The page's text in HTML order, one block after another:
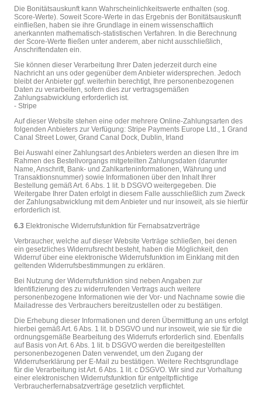
Die Bonitätsauskunft kann Wahrscheinlichkeitswerte enthalten (sog.
Score-Werte). Soweit Score-Werte in das Ergebnis der Bonitätsauskunft
einfließen, haben sie ihre Grundlage in einem wissenschaftlich
anerkannten mathematisch-statistischen Verfahren. In die Berechnung
der Score-Werte fließen unter anderem, aber nicht ausschließlich,
Anschriftendaten ein.
Sie können dieser Verarbeitung Ihrer Daten jederzeit durch eine
Nachricht an uns oder gegenüber dem Anbieter widersprechen. Jedoch
bleibt der Anbieter ggf. weiterhin berechtigt, Ihre personenbezogenen
Daten zu verarbeiten, sofern dies zur vertragsgemäßen
Zahlungsabwicklung erforderlich ist.
- Stripe
Auf dieser Website stehen eine oder mehrere Online-Zahlungsarten des
folgenden Anbieters zur Verfügung: Stripe Payments Europe Ltd., 1 Grand
Canal Street Lower, Grand Canal Dock, Dublin, Irland
Bei Auswahl einer Zahlungsart des Anbieters werden an diesen Ihre im
Rahmen des Bestellvorgangs mitgeteilten Zahlungsdaten (darunter
Name, Anschrift, Bank- und Zahlkarteninformationen, Währung und
Transaktionsnummer) sowie Informationen über den Inhalt Ihrer
Bestellung gemäß Art. 6 Abs. 1 lit. b DSGVO weitergegeben. Die
Weitergabe Ihrer Daten erfolgt in diesem Falle ausschließlich zum Zweck
der Zahlungsabwicklung mit dem Anbieter und nur insoweit, als sie hierfür
erforderlich ist.
6.3 Elektronische Widerrufsfunktion für Fernabsatzverträge
Verbraucher, welche auf dieser Website Verträge schließen, bei denen
ein gesetzliches Widerrufsrecht besteht, haben die Möglichkeit, den
Widerruf über eine elektronische Widerrufsfunktion im Einklang mit den
geltenden Widerrufsbestimmungen zu erklären.
Bei Nutzung der Widerrufsfunktion sind neben Angaben zur
Identifizierung des zu widerrufenden Vertrags auch weitere
personenbezogene Informationen wie der Vor- und Nachname sowie die
Mailadresse des Verbrauchers bereitzustellen oder zu bestätigen.
Die Erhebung dieser Informationen und deren Übermittlung an uns erfolgt
hierbei gemäß Art. 6 Abs. 1 lit. b DSGVO und nur insoweit, wie sie für die
ordnungsgemäße Bearbeitung des Widerrufs erforderlich sind. Ebenfalls
auf Basis von Art. 6 Abs. 1 lit. b DSGVO werden die bereitgestellten
personenbezogenen Daten verwendet, um den Zugang der
Widerrufserklärung per E-Mail zu bestätigen. Weitere Rechtsgrundlage
für die Verarbeitung ist Art. 6 Abs. 1 lit. c DSGVO. Wir sind zur Vorhaltung
einer elektronischen Widerrufsfunktion für entgeltpflichtige
Verbraucherfernabsatzverträge gesetzlich verpflichtet.